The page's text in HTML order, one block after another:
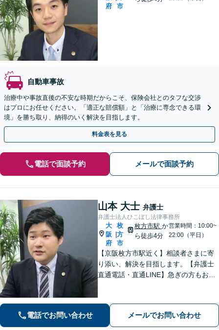
府
市
自動車事故
治療中や事故直後の不安な時期だからこそ、保険会社とのタフな交渉
はプロにお任せください。「適正な賠償額」と「治療に専念できる環
境」を勝ち取り、納得のいく解決を目指します。
料金表を見る
電話で面談予約 メールで面談予約
山本 大士 弁護士
弁護士法人ひこぼし法律事務所
大
阪
府
枚
方
市
枚方市駅 か
ら徒歩4分
営業時間：10:00~
22:00（平日）
【京阪枚方市駅近く】相談者さまに寄
り添い、解決を目指します。【弁護士
直通電話・直通LINE】急ぎの方もお電
と対応で不安を取り除けるよう努めま
電話でお問い合わせ メールでお問い合わせ